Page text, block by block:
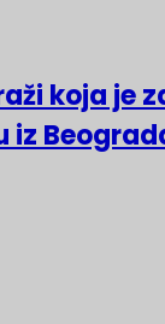
koja je
iz